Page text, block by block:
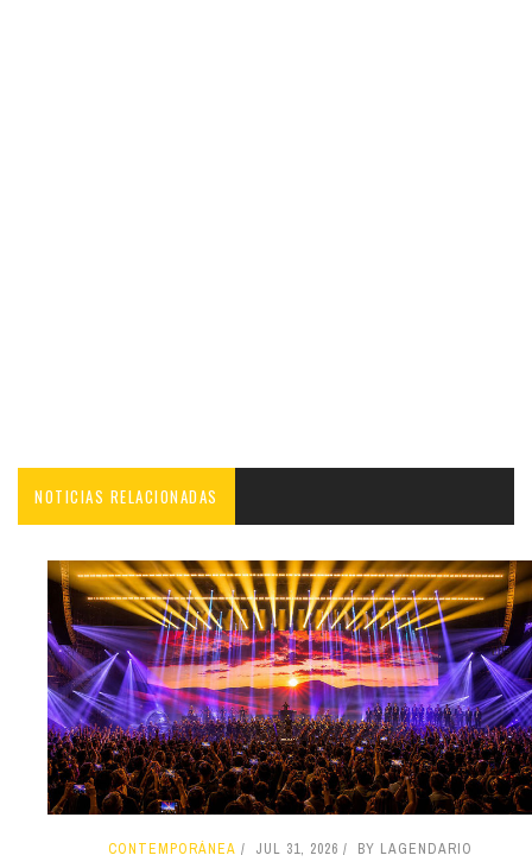
NOTICIAS RELACIONADAS
CONTEMPORÁNEA JUL 31, 2026 BY LAGENDARIO